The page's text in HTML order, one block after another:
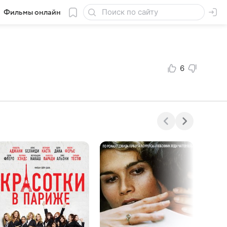
Фильмы онлайн
6